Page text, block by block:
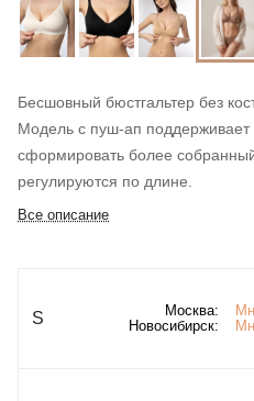
Бесшовный бюстгальтер без
Модель с пуш-ап поддерживает
сформировать более
регулируются по длине.
Все описание
S Москва:
Новосибирск: